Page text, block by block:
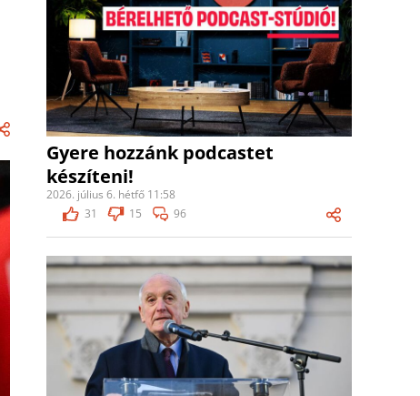
Gyere hozzánk podcastet
készíteni!
2026. július 6. hétfő 11:58
31
15 96